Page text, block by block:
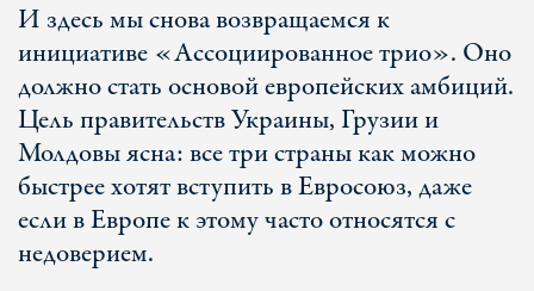
И здесь мы снова возвращаемся к
инициативе «Ассоциированное трио». Оно
должно стать основой европейских амбиций.
Цель правительств Украины, Грузии и
Молдовы ясна: все три страны как можно
быстрее хотят вступить в Евросоюз, даже
если в Европе к этому часто относятся с
недоверием.